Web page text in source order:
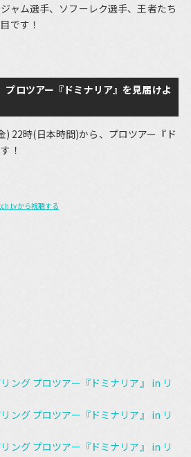
ャム選手、ソフーレク選手、王者たち
です！
プロツアー『ドミナリア』を見届けよ
22時(日本時間)から、プロツアー『ド
！
から視聴する
ング プロツアー『ドミナリア』 in リ
ング プロツアー『ドミナリア』 in リ
ング プロツアー『ドミナリア』 in リ